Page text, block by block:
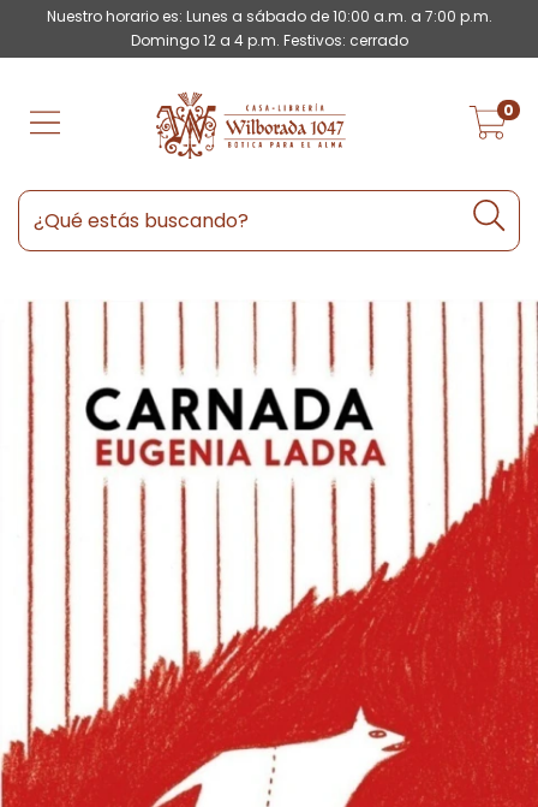
Nuestro horario es: Lunes a sábado de 10:00 a.m. a 7:00 p.m.
Domingo 12 a 4 p.m. Festivos: cerrado
0